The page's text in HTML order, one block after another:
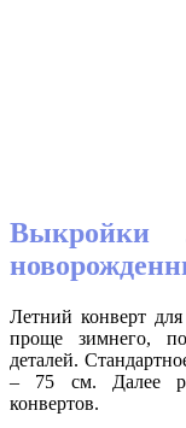
Выкройки
Летний конверт
проще зимнего,
деталей.
– 75 см. Далее
конвертов.